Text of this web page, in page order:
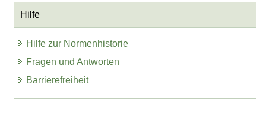
Hilfe
Hilfe zur Normenhistorie
Fragen und Antworten
Barrierefreiheit